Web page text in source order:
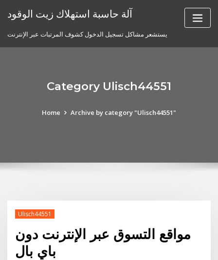
آلة حاسبة استهلاك زيت الوقود
يستشعر مشاكل تسجيل الدخول كشوف المرتبات عبر الإنترنت
Category Ulisch44551
Home Archive by category "Ulisch44551"
Ulisch44551
مواقع التسوق عبر الإنترنت دون
باي بال